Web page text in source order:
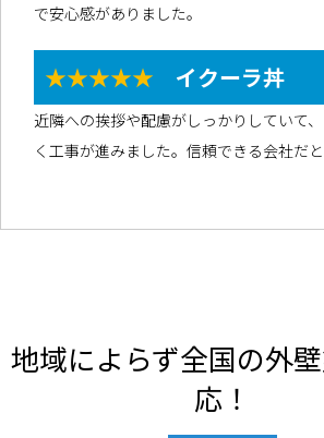
で安心感がありました。
★★★★★ イクーラ丼
近隣への挨拶や配慮がしっかりしていて
く工事が進みました。信頼できる会社だ
地域によらず全国の外
応！